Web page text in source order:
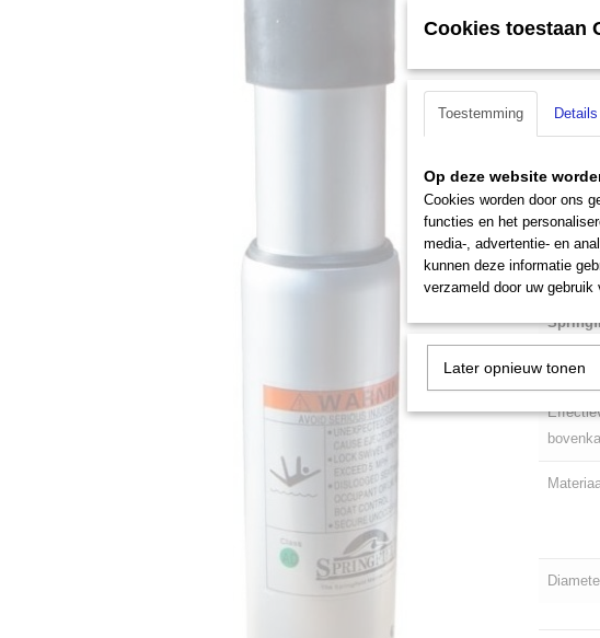
Met de
kan ook
Hoogte
Cookies toestaan
Toestemming Details
Op deze website
Cookies worden door ons
functies en het
media-, advertentie- en
kunnen deze informatie
verzameld door uw
Later opnieuw tonen